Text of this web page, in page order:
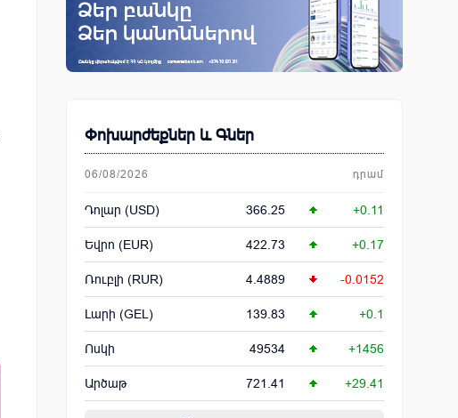
Փոխարժեքներ և Գներ
06/08/2026 դրամ
Դոլար (USD) 366.25 +0.11
Եվրո (EUR) 422.73 +0.17
Ռուբլի (RUR) 4.4889 -0.0152
Լարի (GEL) 139.83 +0.1
Ոսկի 49534 +1456
Արծաթ 721.41 +29.41